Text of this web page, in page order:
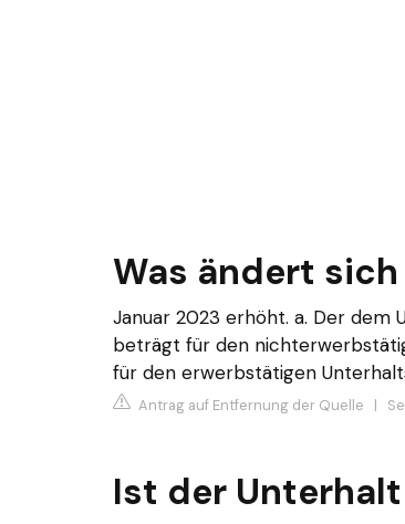
Was ändert
Januar 2023 erhöht. a. Der dem
beträgt für den
für den erwerbstätigen
Antrag auf Entfernung der Quelle |
Ist der